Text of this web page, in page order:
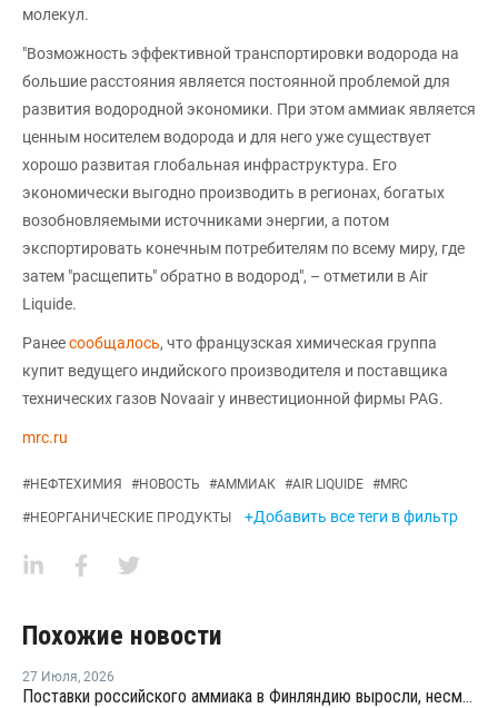
молекул.
"Возможность эффективной транспортировки водорода на
большие расстояния является постоянной проблемой для
развития водородной экономики. При этом аммиак является
ценным носителем водорода и для него уже существует
хорошо развитая глобальная инфраструктура. Его
экономически выгодно производить в регионах, богатых
возобновляемыми источниками энергии, а потом
экспортировать конечным потребителям по всему миру, где
затем "расщепить" обратно в водород", – отметили в Air
Liquide.
Ранеесообщалось, что французская химическая группа
купит ведущего индийского производителя и поставщика
технических газов Novaаir у инвестиционной фирмы PAG.
mrc.ru
#НЕФТЕХИМИЯ #НОВОСТЬ #АММИАК #AIR LIQUIDE #MRC
#НЕОРГАНИЧЕСКИЕ ПРОДУКТЫ +Добавить все теги в фильтр
Похожие новости
27 Июля, 2026
Поставки российского аммиака в Финляндию выросли, несмотря на санкции